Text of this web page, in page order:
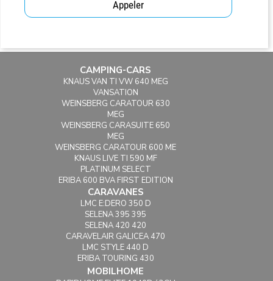
Appeler
CAMPING-CARS
KNAUS VAN TI VW 640 MEG
VANSATION
WEINSBERG CARATOUR 630
MEG
WEINSBERG CARASUITE 650
MEG
WEINSBERG CARATOUR 600 ME
KNAUS LIVE TI 590 MF
PLATINUM SELECT
ERIBA 600 BVA FIRST EDITION
CARAVANES
LMC E:DERO 350 D
SELENA 395 395
SELENA 420 420
CARAVELAIR GALICEA 470
LMC STYLE 440 D
ERIBA TOURING 430
MOBILHOME